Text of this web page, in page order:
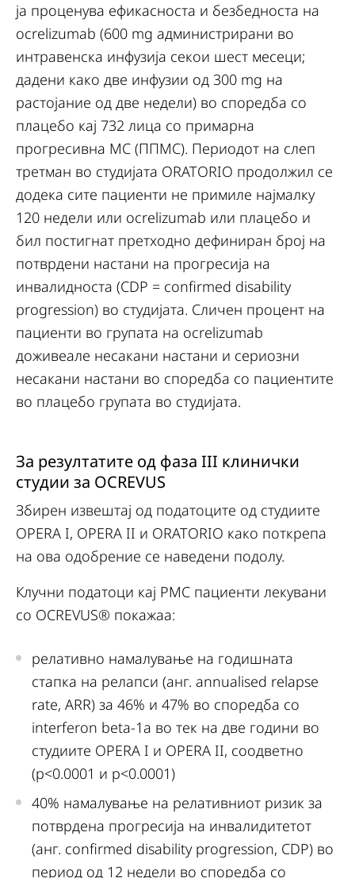
ја проценува ефикасноста и безбедноста на
ocrelizumab (600 mg администрирани во
интравенска инфузија секои шест месеци;
дадени како две инфузии од 300 mg на
растојание од две недели) во споредба со
плацебо кај 732 лица со примарна
прогресивна МС (ППМС). Периодот на слеп
третман во студијата ORATORIO продолжил се
додека сите пациенти не примиле најмалку
120 недели или ocrelizumab или плацебо и
бил постигнат претходно дефиниран број на
потврдени настани на прогресија на
инвалидноста (CDP = confirmed disability
progression) во студијата. Сличен процент на
пациенти во групата на ocrelizumab
доживеале несакани настани и сериозни
несакани настани во споредба со пациентите
во плацебо групата во студијата.
За резултатите од фаза III клинички
студии за OCREVUS
Збирен извештај од податоците од студиите
OPERA I, OPERA II и ORATORIO како поткрепа
на ова одобрение се наведени подолу.
Клучни податоци кај РМС пациенти лекувани
со OCREVUS® покажаа:
релативно намалување на годишната
стапка на релапси (анг. annualised relapse
rate, ARR) за 46% и 47% во споредба со
interferon beta-1a во тек на две години во
студиите OPERA I и OPERA II, соодветно
(p<0.0001 и p<0.0001)
40% намалување на релативниот ризик за
потврдена прогресија на инвалидитетот
(анг. confirmed disability progression, CDP) во
период од 12 недели во споредба со